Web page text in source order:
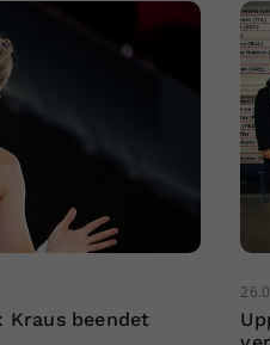
Kraus beendet